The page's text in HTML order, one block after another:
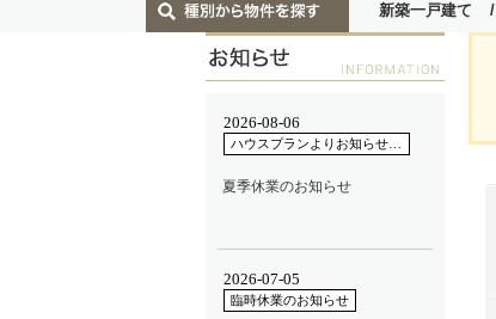
新築一戸建て